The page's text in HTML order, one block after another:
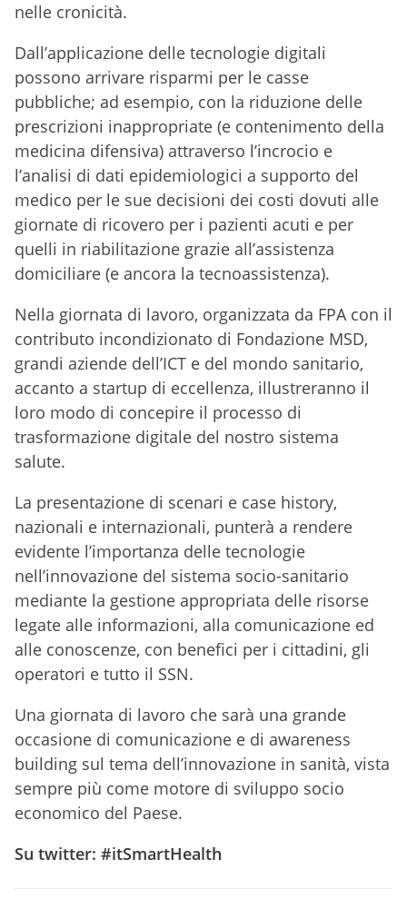
nelle cronicità.
Dall’applicazione delle tecnologie digitali
possono arrivare risparmi per le casse
pubbliche; ad esempio, con la riduzione delle
prescrizioni inappropriate (e contenimento della
medicina difensiva) attraverso l’incrocio e
l’analisi di dati epidemiologici a supporto del
medico per le sue decisioni dei costi dovuti alle
giornate di ricovero per i pazienti acuti e per
quelli in riabilitazione grazie all’assistenza
domiciliare (e ancora la tecnoassistenza).
Nella giornata di lavoro, organizzata da FPA con il
contributo incondizionato di Fondazione MSD,
grandi aziende dell’ICT e del mondo sanitario,
accanto a startup di eccellenza, illustreranno il
loro modo di concepire il processo di
trasformazione digitale del nostro sistema
salute.
La presentazione di scenari e case history,
nazionali e internazionali, punterà a rendere
evidente l’importanza delle tecnologie
nell’innovazione del sistema socio-sanitario
mediante la gestione appropriata delle risorse
legate alle informazioni, alla comunicazione ed
alle conoscenze, con benefici per i cittadini, gli
operatori e tutto il SSN.
Una giornata di lavoro che sarà una grande
occasione di comunicazione e di awareness
building sul tema dell’innovazione in sanità, vista
sempre più come motore di sviluppo socio
economico del Paese.
Su twitter: #itSmartHealth